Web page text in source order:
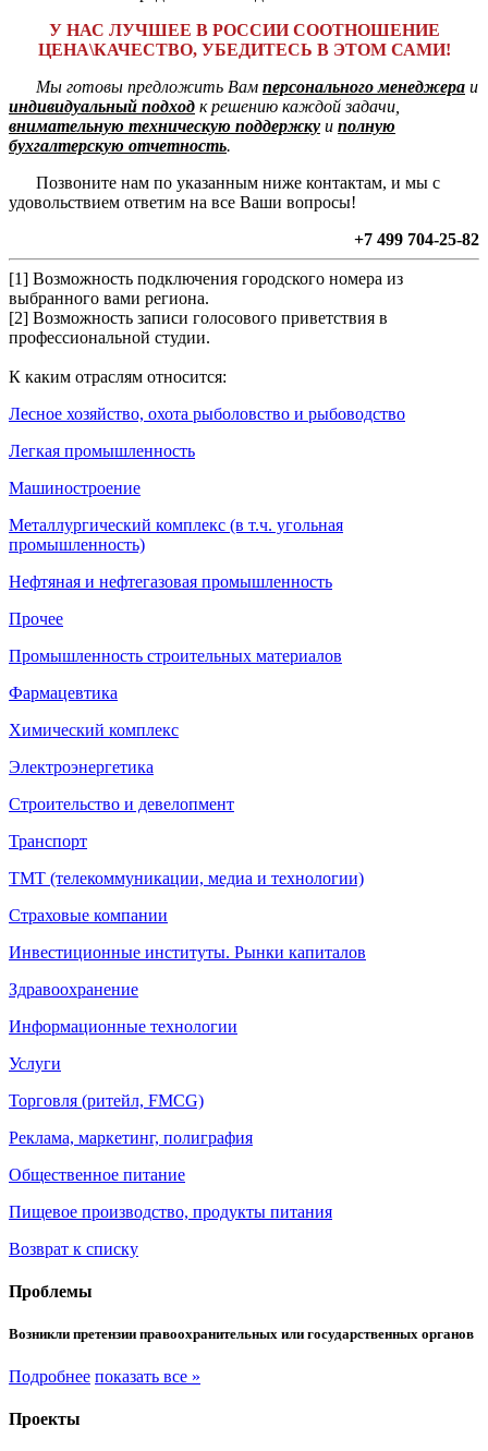
У НАС ЛУЧШЕЕ В РОССИИ СООТНОШЕНИЕ
ЦЕНА\КАЧЕСТВО, УБЕДИТЕСЬ В ЭТОМ САМИ!
Мы готовы предложить Вам персонального менеджера и
индивидуальный подход к решению каждой задачи,
внимательную техническую поддержку и полную
бухгалтерскую отчетность.
Позвоните нам по указанным ниже контактам, и мы с
удовольствием ответим на все Ваши вопросы!
+7 499 704-25-82
[1] Возможность подключения городского номера из
выбранного вами региона.
[2] Возможность записи голосового приветствия в
профессиональной студии.
К каким отраслям относится:
Лесное хозяйство, охота рыболовство и рыбоводство
Легкая промышленность
Машиностроение
Металлургический комплекс (в т.ч. угольная
промышленность)
Нефтяная и нефтегазовая промышленность
Прочее
Промышленность строительных материалов
Фармацевтика
Химический комплекс
Электроэнергетика
Строительство и девелопмент
Транспорт
ТМТ (телекоммуникации, медиа и технологии)
Страховые компании
Инвестиционные институты. Рынки капиталов
Здравоохранение
Информационные технологии
Услуги
Торговля (ритейл, FMCG)
Реклама, маркетинг, полиграфия
Общественное питание
Пищевое производство, продукты питания
Возврат к списку
Проблемы
Возникли претензии правоохранительных или государственных органов
Подробнее показать все »
Проекты